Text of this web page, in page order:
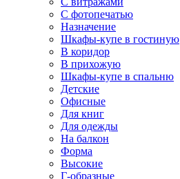
С фотопечатью
Назначение
Шкафы-купе в гостиную
В коридор
В прихожую
Шкафы-купе в спальню
Детские
Офисные
Для книг
Для одежды
На балкон
Форма
Высокие
Г-образные